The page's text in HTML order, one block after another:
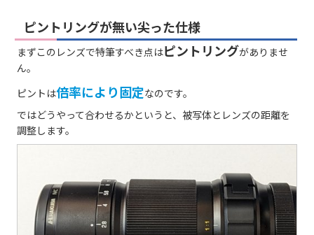
ピントリングが無い尖った仕様
まずこのレンズで特筆すべき点はピントリングがありませ
ん。
ピントは倍率により固定なのです。
ではどうやって合わせるかというと、被写体とレンズの距離を
調整します。